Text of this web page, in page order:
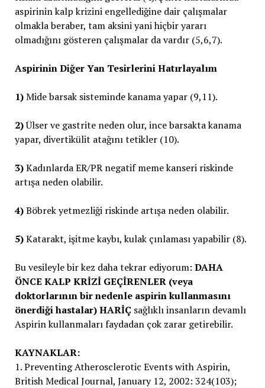
aspirinin kalp krizini engellediğine dair çalışmalar
olmakla beraber, tam aksini yani hiçbir yararı
olmadığını gösteren çalışmalar da vardır (5,6,7).
Aspirinin Diğer Yan Tesirlerini Hatırlayalım
1)Mide barsak sisteminde kanama yapar (9,11).
2)Ülser ve gastrite neden olur, ince barsakta kanama
yapar, divertikülit atağını tetikler (10).
3)Kadınlarda ER/PR negatif meme kanseri riskinde
artışa neden olabilir.
4)Böbrek yetmezliği riskinde artışa neden olabilir.
5)Katarakt, işitme kaybı, kulak çınlaması yapabilir (8).
Bu vesileyle bir kez daha tekrar ediyorum: DAHA
ÖNCE KALP KRİZİ GEÇİRENLER (veya
doktorlarının bir nedenle aspirin kullanmasını
önerdiği hastalar) HARİÇ sağlıklı insanların devamlı
Aspirin kullanmaları faydadan çok zarar getirebilir.
KAYNAKLAR:
1. Preventing Atherosclerotic Events with Aspirin,
British Medical Journal, January 12, 2002: 324(103);